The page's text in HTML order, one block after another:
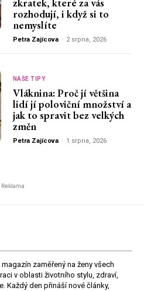
rozhodují, i když si to
nemyslíte
Petra Zajícova - 2 srpna, 2026
NAŠE TIPY
Vláknina: Proč jí většina
lidí jí poloviční množství a
jak to spravit bez velkých
změn
Petra Zajícova - 1 srpna, 2026
Reklama
zaměřený na ženy všech
v oblasti životního stylu, zdraví,
Každý den přináší nové články,